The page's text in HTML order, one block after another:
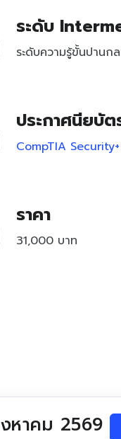
ระดับ
ระดับความรู้ขั้นปานก
ประกาศนียบั
CompTIA Security+
ราคา
31,000 บาท
หาคม 2569